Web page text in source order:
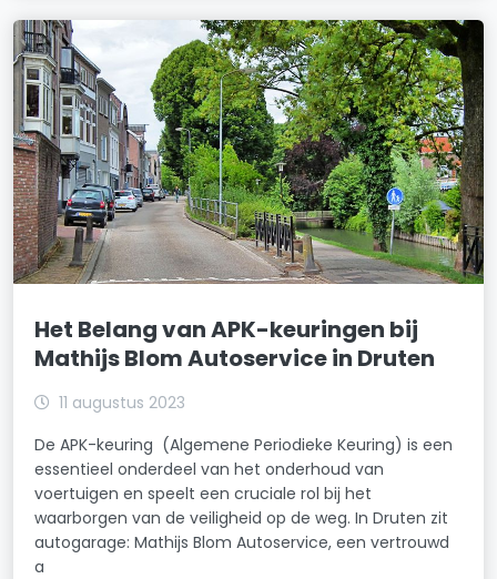
Het Belang van APK-keuringen bij
Mathijs Blom Autoservice in Druten
11 augustus 2023
De APK-keuring (Algemene Periodieke Keuring) is een
essentieel onderdeel van het onderhoud van
voertuigen en speelt een cruciale rol bij het
waarborgen van de veiligheid op de weg. In Druten zit
autogarage: Mathijs Blom Autoservice, een vertrouwd
a